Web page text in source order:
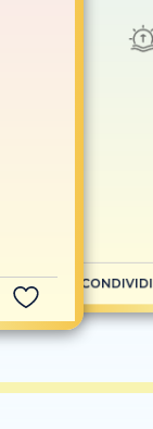
CONDIVIDI